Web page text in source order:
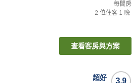
每間房
2 位住客 1 晚
查看客房與方案
3.9
超好